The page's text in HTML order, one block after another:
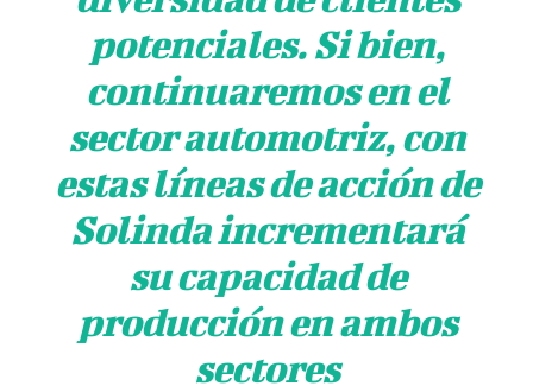
potenciales. Si bien,
continuaremos en el
sector automotriz, con
estas líneas de acción de
Solinda incrementará
su capacidad de
producción en ambos
sectores